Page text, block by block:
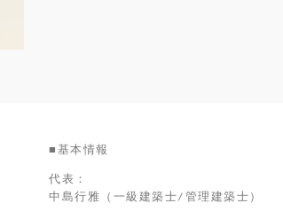
■基本情報
代表：
中島行雅（一級建築士/管理建築士）